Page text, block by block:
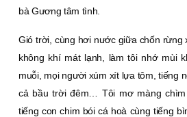
bà Gương tâm tình.
Gió trời, cùng hơi nước giữa chốn rừng
không khí mát lạnh, làm tôi nhớ mùi
muỗi, mọi người xúm xít lựa tôm, tiếng
cả bầu trời đêm… Tôi mơ màng
tiếng con chim bói cá hoà cùng tiếng